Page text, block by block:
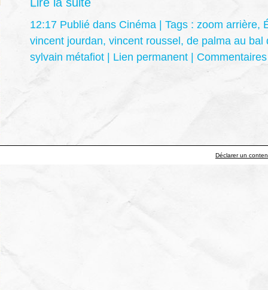
12:17 Publié dans Cinéma | Tags : zoom arrière,
vincent jourdan, vincent roussel, de palma au bal
sylvain métafiot | Lien permanent |
Déclarer un